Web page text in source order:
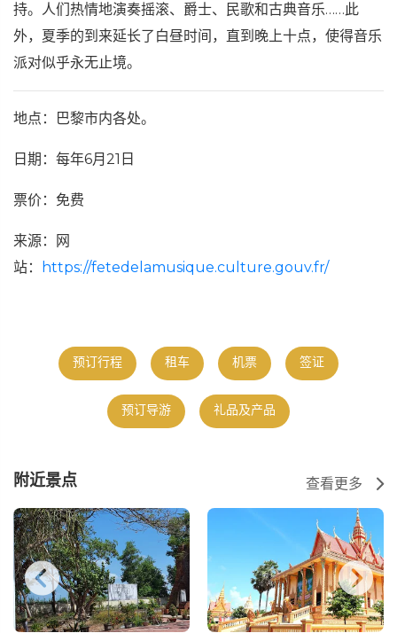
持。人们热情地演奏摇滚、爵士、民歌和古典音乐……此
外，夏季的到来延长了白昼时间，直到晚上十点，使得音乐
派对似乎永无止境。
地点：巴黎市内各处。
日期：每年6月21日
票价：免费
来源：网
站：
https://fetedelamusique.culture.gouv.fr/
预订行程 租车 机票 签证
预订导游 礼品及产品
附近景点 查看更多